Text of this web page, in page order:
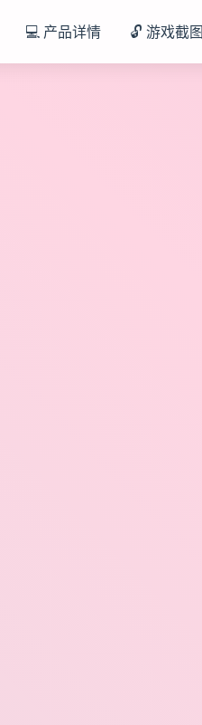
💻 产品详情 🔓 游戏截图